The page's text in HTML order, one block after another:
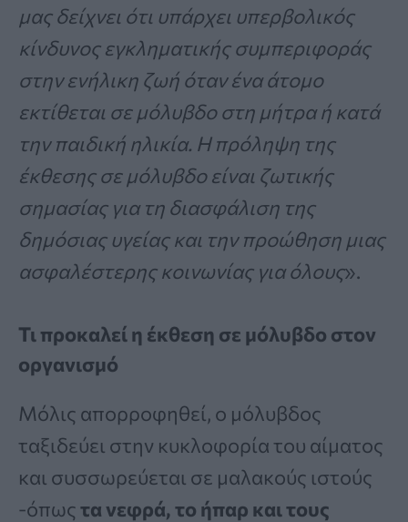
μας δείχνει ότι υπάρχει υπερβολικός
κίνδυνος εγκληματικής συμπεριφοράς
στην ενήλικη ζωή όταν ένα άτομο
εκτίθεται σε μόλυβδο στη μήτρα ή κατά
την παιδική ηλικία. Η πρόληψη της
έκθεσης σε μόλυβδο είναι ζωτικής
σημασίας για τη διασφάλιση της
δημόσιας υγείας και την προώθηση μιας
ασφαλέστερης κοινωνίας για όλους».
Τι προκαλεί η έκθεση σε μόλυβδο στον
οργανισμό
Μόλις απορροφηθεί, ο μόλυβδος
ταξιδεύει στην κυκλοφορία του αίματος
και συσσωρεύεται σε μαλακούς ιστούς
-όπωςτα νεφρά, το ήπαρ και τους